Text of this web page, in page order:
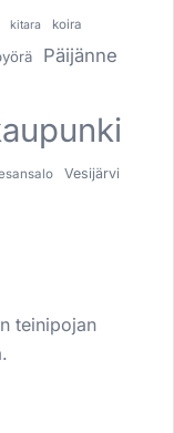
kitara koira
Päijänne
Vesijärvi
teinipojan